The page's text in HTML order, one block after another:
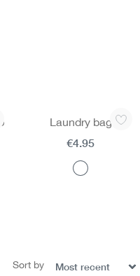
Laundry bag
€4.95
Sort by